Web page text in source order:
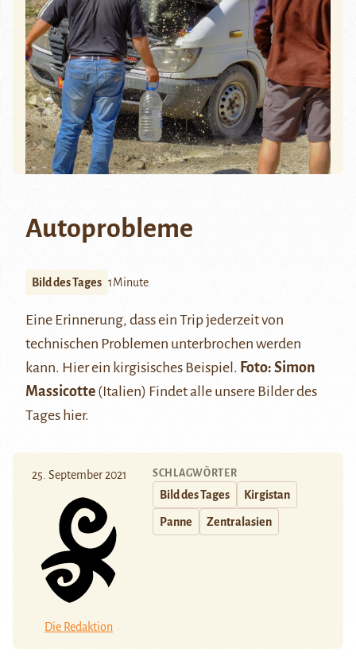
Autoprobleme
Bild des Tages 1Minute
Eine Erinnerung, dass ein Trip jederzeit von
technischen Problemen unterbrochen werden
kann. Hier ein kirgisisches Beispiel. Foto: Simon
Massicotte (Italien) Findet alle unsere Bilder des
Tages hier.
25. September 2021
Die Redaktion
SCHLAGWÖRTER
Bild des Tages Kirgistan
Panne Zentralasien